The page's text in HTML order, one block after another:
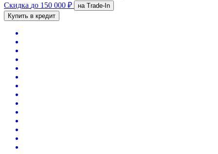
Скидка до 150 000 ₽
на Trade-In
Купить в кредит